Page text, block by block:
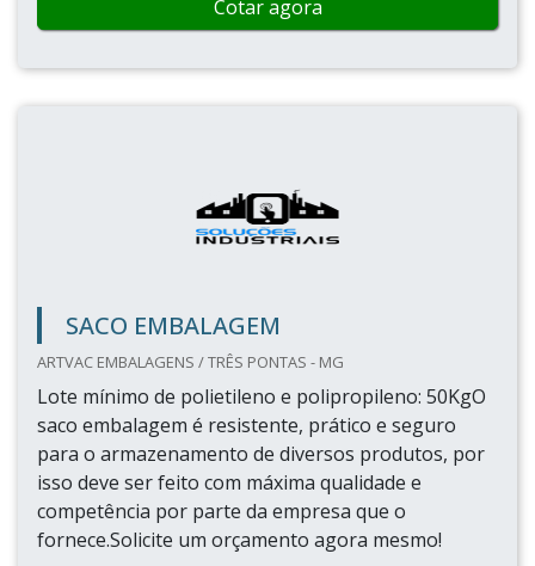
UTILIPLAST / JAÚ - SP
Lote mínimo de: 25 cm a 100 cm de largura - 100
kgs Acima de 100 cm - 500 kgs para bobinas e
sacos plásticosOs sacos plásticos para
embalagem são materiais de grande demanda de
mercado, muito úteia por diferentes segmentos,
como indústrias que usam equipamentos como
túneis e sopradores manuais. O saco é...